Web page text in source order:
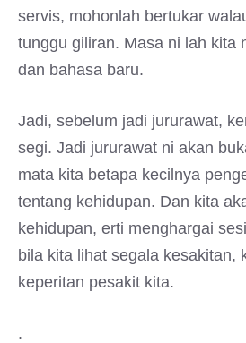
servis, mohonlah bertukar
tunggu giliran. Masa ni lah kita
dan bahasa baru.
Jadi, sebelum jadi jururawat,
segi. Jadi jururawat ni akan
mata kita betapa kecilnya
tentang kehidupan. Dan kita
kehidupan, erti menghargai
bila kita lihat segala kesakitan,
keperitan pesakit kita.
.